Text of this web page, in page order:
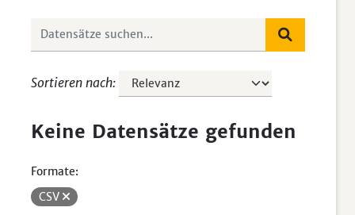
Sortieren nach
Keine Datensätze gefunden
Formate:
CSV